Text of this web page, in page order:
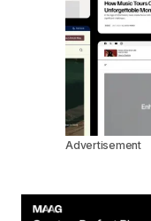
Advertisement